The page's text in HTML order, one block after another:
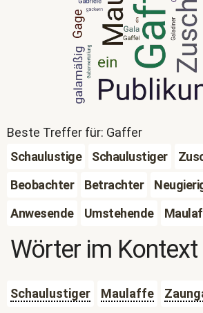
Beste Treffer für: Gaffer
Schaulustige
Schaulustiger
Beobachter
Betrachter
Anwesende
Umstehende
Wörter im Kontext
Schaulustiger Maulaffe